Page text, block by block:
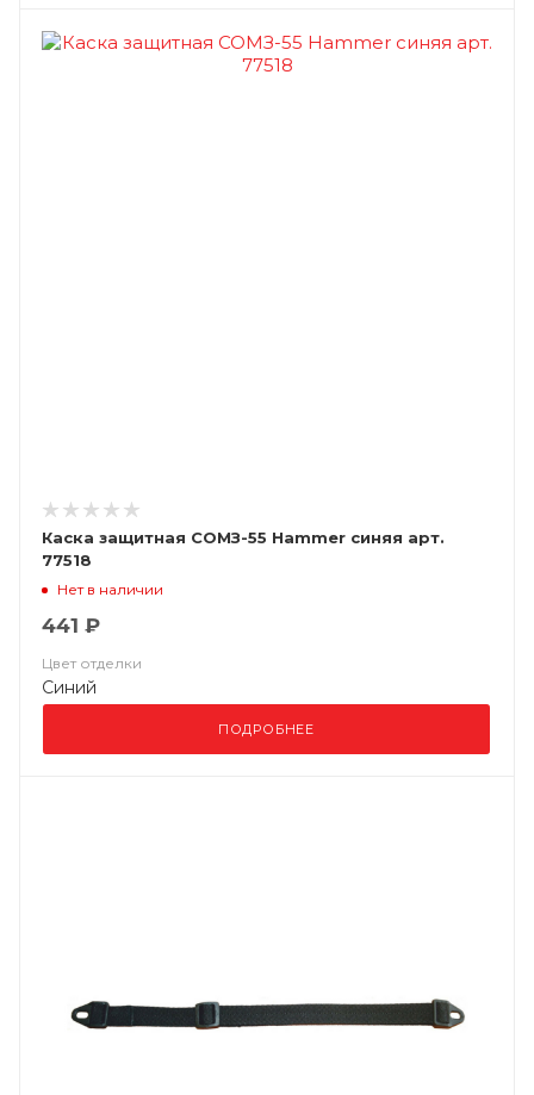
Каска защитная СОМЗ-55 Hammer синяя арт.
77518
Нет в наличии
441 ₽
Цвет отделки
Синий
ПОДРОБНЕЕ